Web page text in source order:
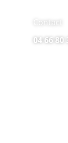
Contact
04 66 80